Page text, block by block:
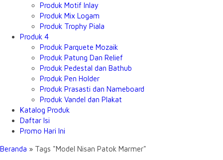
Produk Motif Inlay
Produk Mix Logam
Produk Trophy Piala
Produk 4
Produk Parquete Mozaik
Produk Patung Dan Relief
Produk Pedestal dan Bathub
Produk Pen Holder
Produk Prasasti dan Nameboard
Produk Vandel dan Plakat
Katalog Produk
Daftar Isi
Promo Hari Ini
Beranda » Tags "Model Nisan Patok Marmer"